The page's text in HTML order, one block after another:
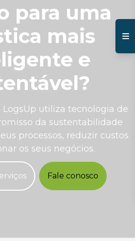
para uma
mais
e
LogsUp utiliza tecnologia de
da sustentabilidade
processos, reduzir custos
os seus negócios.
Fale conosco